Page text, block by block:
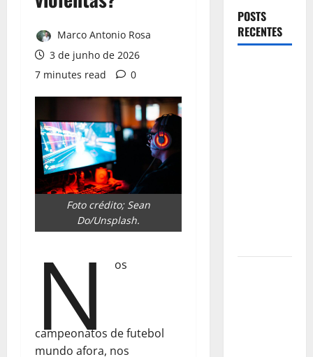
Marco Antonio Rosa
3 de junho de 2026
7 minutes read
0
Foto crédito; Sean
Do/Unsplash.
N os
campeonatos de futebol
mundo afora, nos
POSTS
RECENTES